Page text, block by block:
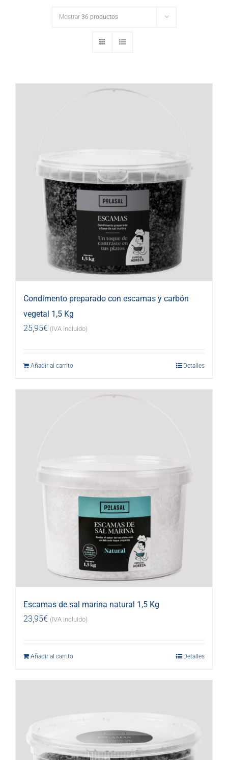
Mostrar 36 productos
Condimento preparado con escamas y carbón
vegetal 1,5 Kg
25,95€ (IVA incluido)
Añadir al carrito Detalles
Escamas de sal marina natural 1,5 Kg
23,95€ (IVA incluido)
Añadir al carrito Detalles